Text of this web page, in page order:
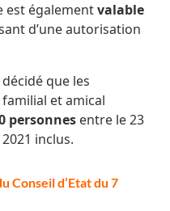
est égalementvalable
d’une autorisation
que les
et amical
personnes entre le23
2021 inclus.
Conseil d’Etat du 7